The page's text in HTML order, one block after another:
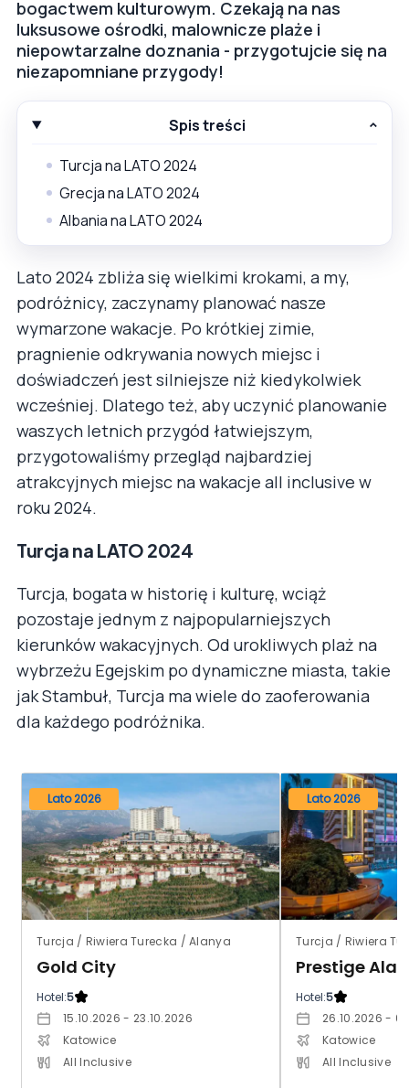
bogactwem kulturowym. Czekają na nas
luksusowe ośrodki, malownicze plaże i
niepowtarzalne doznania - przygotujcie się na
niezapomniane przygody!
Spis treści
Turcja na LATO 2024
Grecja na LATO 2024
Albania na LATO 2024
Lato 2024 zbliża się wielkimi krokami, a my,
podróżnicy, zaczynamy planować nasze
wymarzone wakacje. Po krótkiej zimie,
pragnienie odkrywania nowych miejsc i
doświadczeń jest silniejsze niż kiedykolwiek
wcześniej. Dlatego też, aby uczynić planowanie
waszych letnich przygód łatwiejszym,
przygotowaliśmy przegląd najbardziej
atrakcyjnych miejsc na wakacje all inclusive w
roku 2024.
Turcja na LATO 2024
Turcja, bogata w historię i kulturę, wciąż
pozostaje jednym z najpopularniejszych
kierunków wakacyjnych. Od urokliwych plaż na
wybrzeżu Egejskim po dynamiczne miasta, takie
jak Stambuł, Turcja ma wiele do zaoferowania
dla każdego podróżnika.
Lato 2026
Turcja / Riwiera Turecka / Alanya
Gold City
Hotel:5
15.10.2026 - 23.10.2026
Katowice
All Inclusive
Lato 2026
Turcja / Riwiera
Prestige
Hotel:5
26.10.2026 -
Katowice
All Inclusive